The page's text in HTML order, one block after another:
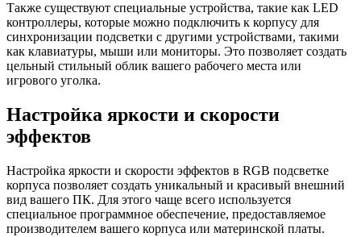
Также существуют специальные устройства, такие как LED
контроллеры, которые можно подключить к корпусу для
синхронизации подсветки с другими устройствами, такими
как клавиатуры, мыши или мониторы. Это позволяет создать
цельный стильный облик вашего рабочего места или
игрового уголка.
Настройка яркости и скорости
эффектов
Настройка яркости и скорости эффектов в RGB подсветке
корпуса позволяет создать уникальный и красивый внешний
вид вашего ПК. Для этого чаще всего используется
специальное программное обеспечение, предоставляемое
производителем вашего корпуса или материнской платы.